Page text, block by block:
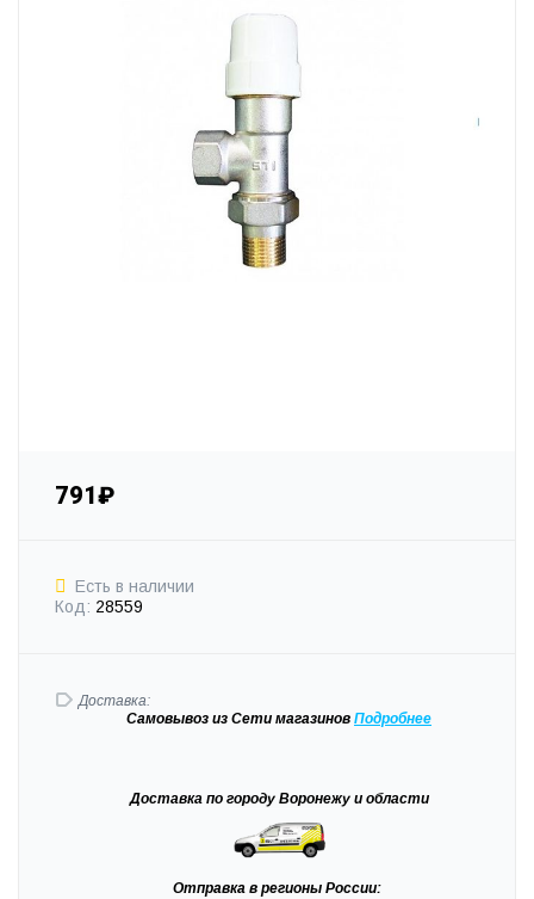
791₽
Есть в наличии
Код: 28559
Доставка:
Самовывоз из Сети магазинов Подробнее
Доставка по городу Воронежу и области
Отправка в регионы России: